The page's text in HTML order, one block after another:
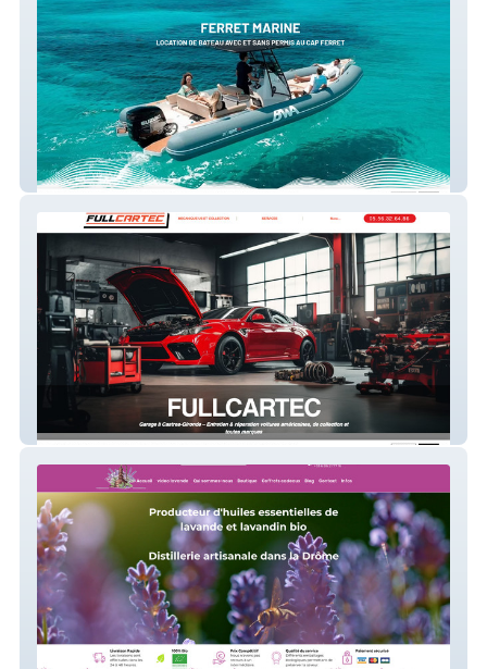
Ferret Marine
fullcartec